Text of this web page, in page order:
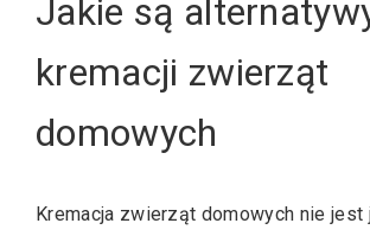
Jakie są
kremacji zwierząt
domowych
Kremacja zwierząt domowych nie jest